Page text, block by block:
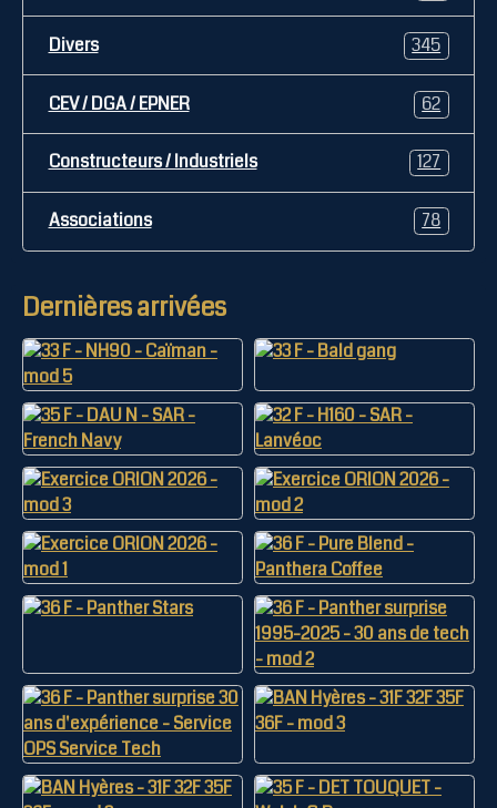
Divers 345
CEV / DGA / EPNER 62
Constructeurs / Industriels 127
Associations 78
Dernières arrivées